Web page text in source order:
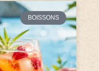
BOISSONS